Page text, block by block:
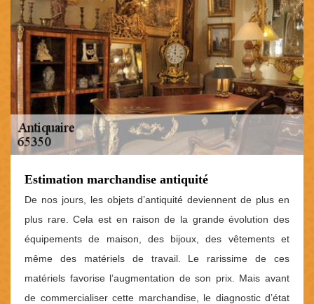
Estimation marchandise antiquité
De nos jours, les objets d’antiquité deviennent de plus en
plus rare. Cela est en raison de la grande évolution des
équipements de maison, des bijoux, des vêtements et
même des matériels de travail. Le rarissime de ces
matériels favorise l’augmentation de son prix. Mais avant
de commercialiser cette marchandise, le diagnostic d’état